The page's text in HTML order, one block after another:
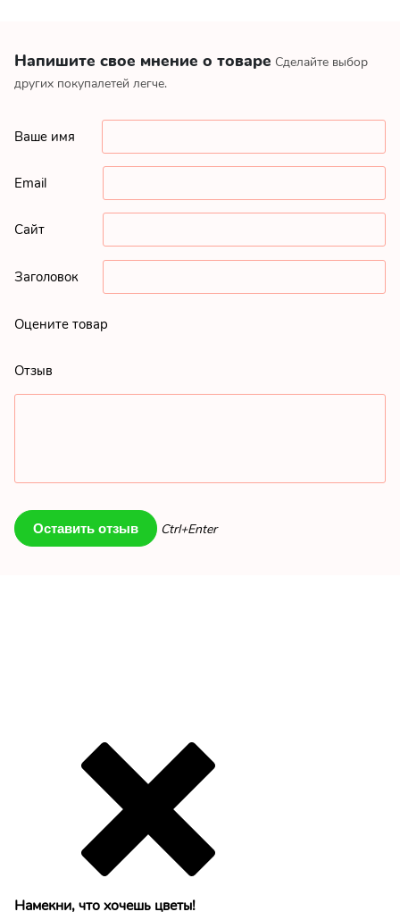
Напишите свое мнение о товаре Сделайте выбор
других покупалетей легче.
Ваше имя
Email
Сайт
Заголовок
Оцените товар
Отзыв
Ctrl+Enter
Намекни, что хочешь цветы!